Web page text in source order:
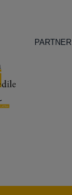
PARTNER